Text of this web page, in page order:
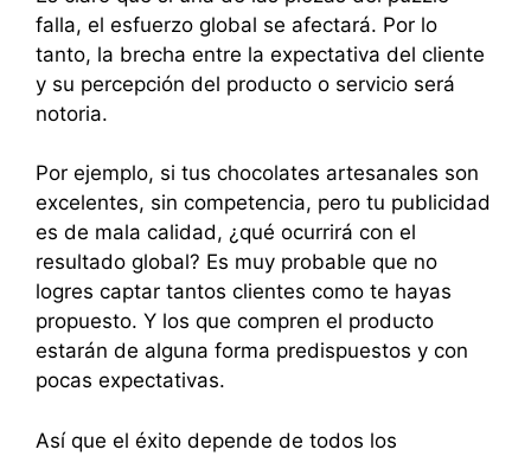
falla, el esfuerzo global se afectará. Por lo
tanto, la brecha entre la expectativa del cliente
y su percepción del producto o servicio será
notoria.
Por ejemplo, si tus chocolates artesanales son
excelentes, sin competencia, pero tu publicidad
es de mala calidad, ¿qué ocurrirá con el
resultado global? Es muy probable que no
logres captar tantos clientes como te hayas
propuesto. Y los que compren el producto
estarán de alguna forma predispuestos y con
pocas expectativas.
Así que el éxito depende de todos los